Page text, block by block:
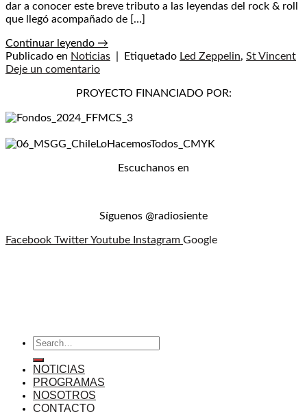
dar a conocer este breve tributo a las leyendas del rock & roll
que llegó acompañado de […]
Continuar leyendo →
Publicado en Noticias Etiquetado Led Zeppelin, St Vincent
Deje un comentario
PROYECTO FINANCIADO POR:
Escuchanos en
Síguenos @radiosiente
Facebook TwitterYoutube Instagram Google
NOTICIAS
PROGRAMAS
NOSOTROS
CONTACTO